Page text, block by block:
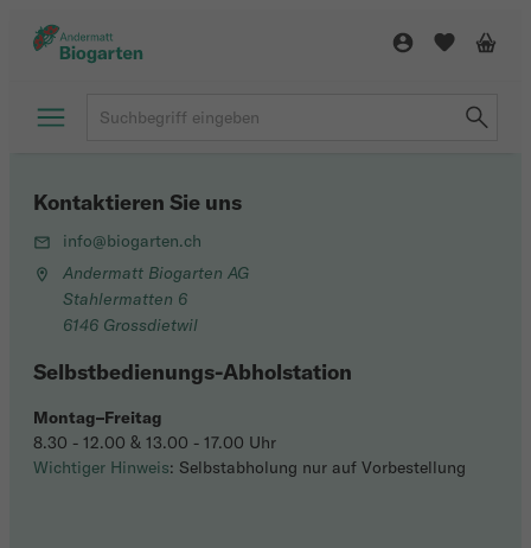
Kontaktieren Sie uns
info@biogarten.ch
Andermatt Biogarten AG
Stahlermatten 6
6146 Grossdietwil
Selbstbedienungs-Abholstation
Montag–Freitag
8.30 - 12.00 & 13.00 - 17.00 Uhr
Wichtiger Hinweis: Selbstabholung nur auf Vorbestellung